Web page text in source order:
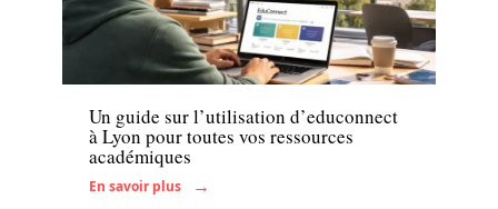
Un guide sur l’utilisation d’educonnect
à Lyon pour toutes vos ressources
académiques
En savoir plus